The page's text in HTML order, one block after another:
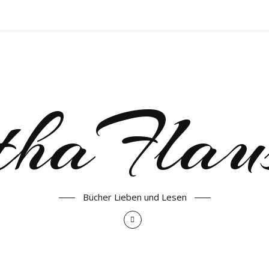
Bücher Lieben und Lesen